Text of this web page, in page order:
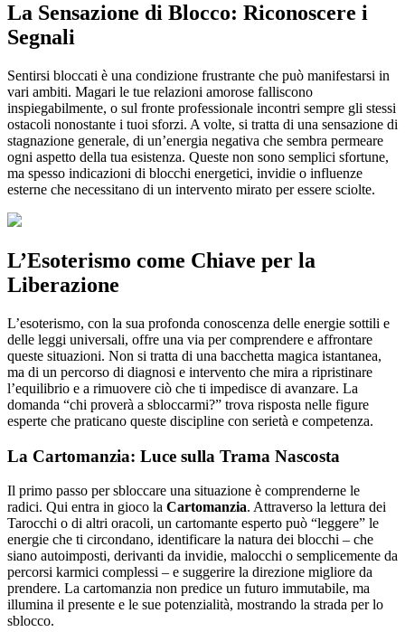
La Sensazione di Blocco: Riconoscere i
Segnali
Sentirsi bloccati è una condizione frustrante che può manifestarsi in
vari ambiti. Magari le tue relazioni amorose falliscono
inspiegabilmente, o sul fronte professionale incontri sempre gli stessi
ostacoli nonostante i tuoi sforzi. A volte, si tratta di una sensazione di
stagnazione generale, di un’energia negativa che sembra permeare
ogni aspetto della tua esistenza. Queste non sono semplici sfortune,
ma spesso indicazioni di blocchi energetici, invidie o influenze
esterne che necessitano di un intervento mirato per essere sciolte.
L’Esoterismo come Chiave per la
Liberazione
L’esoterismo, con la sua profonda conoscenza delle energie sottili e
delle leggi universali, offre una via per comprendere e affrontare
queste situazioni. Non si tratta di una bacchetta magica istantanea,
ma di un percorso di diagnosi e intervento che mira a ripristinare
l’equilibrio e a rimuovere ciò che ti impedisce di avanzare. La
domanda “chi proverà a sbloccarmi?” trova risposta nelle figure
esperte che praticano queste discipline con serietà e competenza.
La Cartomanzia: Luce sulla Trama Nascosta
Il primo passo per sbloccare una situazione è comprenderne le
radici. Qui entra in gioco la Cartomanzia. Attraverso la lettura dei
Tarocchi o di altri oracoli, un cartomante esperto può “leggere” le
energie che ti circondano, identificare la natura dei blocchi – che
siano autoimposti, derivanti da invidie, malocchi o semplicemente da
percorsi karmici complessi – e suggerire la direzione migliore da
prendere. La cartomanzia non predice un futuro immutabile, ma
illumina il presente e le sue potenzialità, mostrando la strada per lo
sblocco.